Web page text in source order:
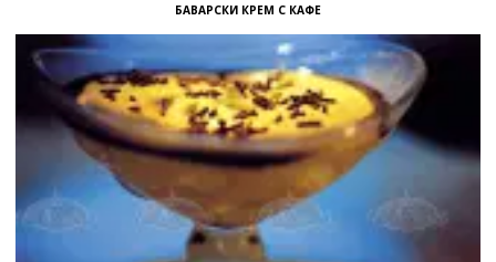
БАВАРСКИ КРЕМ С КАФЕ